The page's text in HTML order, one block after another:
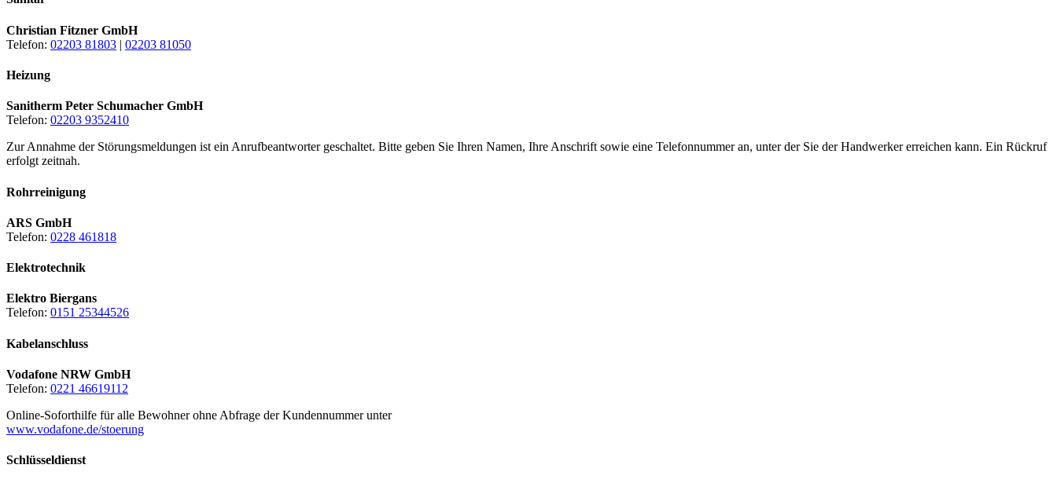
Christian Fitzner GmbH
Telefon: 02203 81803 | 02203 81050
Heizung
Sanitherm Peter Schumacher GmbH
Telefon: 02203 9352410
Zur Annahme der Störungsmeldungen ist ein Anrufbeantworter geschaltet. Bitte geben Sie Ihren Namen, Ihre Anschrift sowie eine Telefonnummer an, unter der Sie der Handwerker erreichen kann. Ein Rückruf
erfolgt zeitnah.
Rohrreinigung
ARS GmbH
Telefon: 0228 461818
Elektrotechnik
Elektro Biergans
Telefon: 0151 25344526
Kabelanschluss
Vodafone NRW GmbH
Telefon: 0221 46619112
Online-Soforthilfe für alle Bewohner ohne Abfrage der Kundennummer unter
www.vodafone.de/stoerung
Schlüsseldienst